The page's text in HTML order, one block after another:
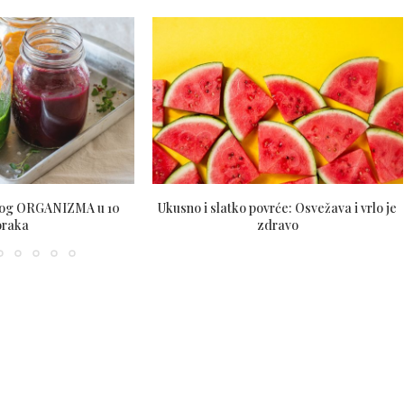
ORGANIZMA u 10
Ukusno i slatko povrće: Osvežava i vrlo je
zdravo